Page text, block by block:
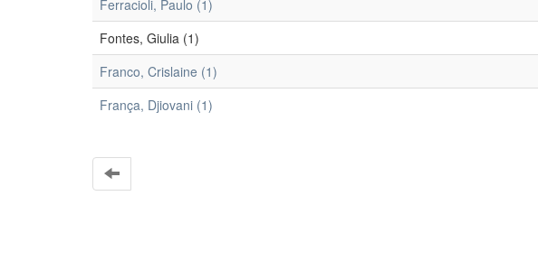
Ferracioli, Paulo (1)
Fontes, Giulia (1)
Franco, Crislaine (1)
França, Djiovani (1)